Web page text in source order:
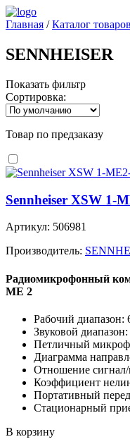
Главная / Каталог товаров
SENNHEISER
Показать фильтр
Сортировка:
Товар по предзаказу
Sennheiser XSW 1-
Артикул: 506981
Производитель:
Радиомикрофонный
ME 2
Рабочий
Звуковой
Петличный
Диаграмма
Отношение
Коэффициент
Портативный
Стационарный
В корзину